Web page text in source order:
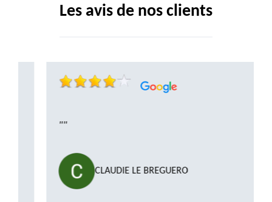
Les avis de nos clients
CLAUDIE LE BREGUERO